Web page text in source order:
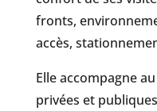
fronts,
accès,
Elle accompagne
privées et